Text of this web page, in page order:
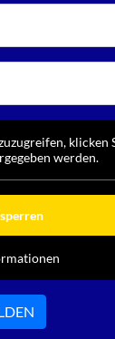
klicken
werden.